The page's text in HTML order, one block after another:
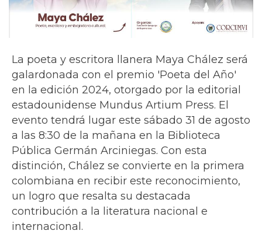
La poeta y escritora llanera Maya Chález será
galardonada con el premio 'Poeta del Año'
en la edición 2024, otorgado por la editorial
estadounidense Mundus Artium Press. El
evento tendrá lugar este sábado 31 de agosto
a las 8:30 de la mañana en la Biblioteca
Pública Germán Arciniegas. Con esta
distinción, Chález se convierte en la primera
colombiana en recibir este reconocimiento,
un logro que resalta su destacada
contribución a la literatura nacional e
internacional.